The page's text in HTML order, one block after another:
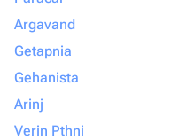
Argavand
Getapnia
Gehanista
Arinj
Verin Pthni